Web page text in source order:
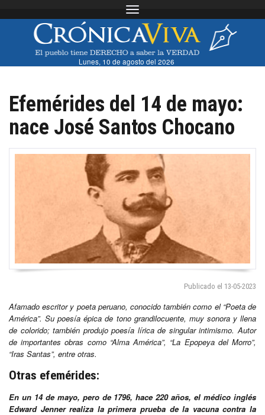
Toggle navigation
Lunes, 10 de agosto del 2026
Efemérides del 14 de mayo:
nace José Santos Chocano
Publicado el 13-05-2023
Afamado escritor y poeta peruano, conocido también como el “Poeta de
América”. Su poesía épica de tono grandilocuente, muy sonora y llena
de colorido; también produjo poesía lírica de singular intimismo. Autor
de importantes obras como “Alma América”, “La Epopeya del Morro”,
“Iras Santas”, entre otras.
Otras efemérides:
En un 14 de mayo, pero de 1796, hace 220 años, el médico inglés
Edward Jenner realiza la primera prueba de la vacuna contra la